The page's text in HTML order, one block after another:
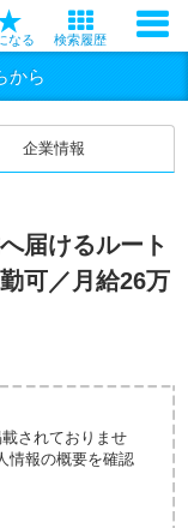
なる 検索履歴
から
企業情報
届けるルート
可／月給26万
されておりませ
情報の概要を確認